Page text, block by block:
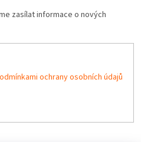
zasílat informace o nových
ochrany osobních údajů